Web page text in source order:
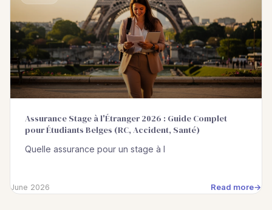
Assurance Stage à l'Étranger 2026 : Guide Complet
pour Étudiants Belges (RC, Accident, Santé)
Quelle assurance pour un stage à l
June 2026 Read more